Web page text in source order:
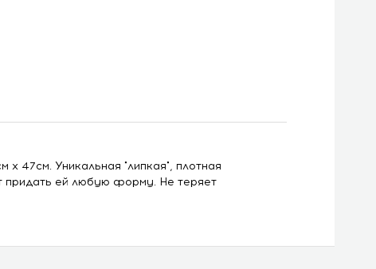
47см. Уникальная "липкая", плотная
придать ей любую форму. Не теряет